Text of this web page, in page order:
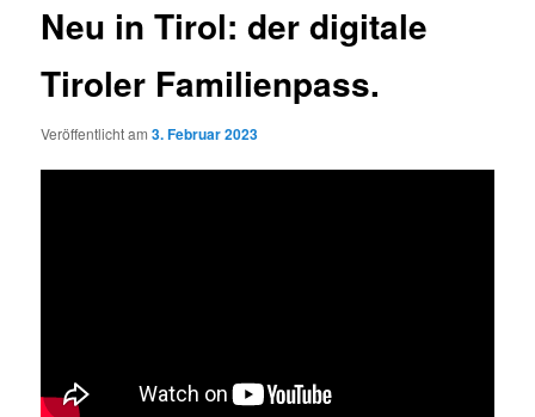
Neu in Tirol: der digitale
Tiroler Familienpass.
Veröffentlicht am3. Februar 2023